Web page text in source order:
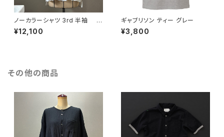
ノーカラーシャツ 3rd 半袖 白
×赤
¥12,100
ギャブリソン ティー グレー
¥3,800
その他の商品